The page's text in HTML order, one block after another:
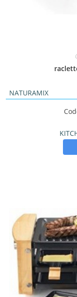
NATURAMIX